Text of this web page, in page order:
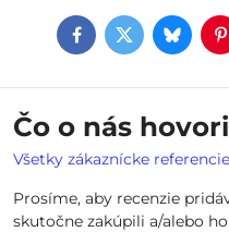
FacebookTwitterBluesky
Čo o nás
Všetky zákaznícke referencie
Prosíme, aby recenzie
skutočne zakúpili a/alebo